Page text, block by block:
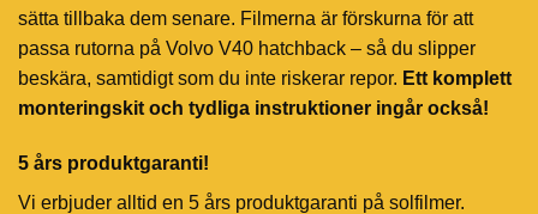
sätta tillbaka dem senare. Filmerna är förskurna för att
passa rutorna på Volvo V40 hatchback – så du slipper
beskära, samtidigt som du inte riskerar repor. Ett komplett
monteringskit och tydliga instruktioner ingår också!
5 års produktgaranti!
Vi erbjuder alltid en 5 års produktgaranti på solfilmer.